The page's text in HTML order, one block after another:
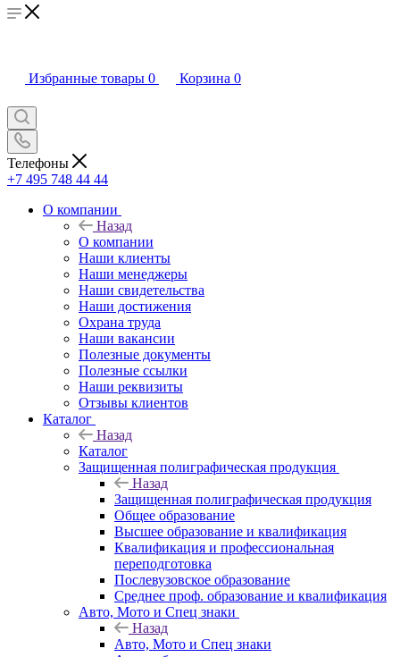
Избранные товары 0 Корзина 0
Телефоны
+7 495 748 44 44
О компании
Назад
О компании
Наши клиенты
Наши менеджеры
Наши свидетельства
Наши достижения
Охрана труда
Наши вакансии
Полезные документы
Полезные ссылки
Наши реквизиты
Отзывы клиентов
Каталог
Назад
Каталог
Защищенная полиграфическая продукция
Назад
Защищенная полиграфическая продукция
Общее образование
Высшее образование и квалификация
Квалификация и профессиональная
переподготовка
Послевузовское образование
Среднее проф. образование и квалификация
Авто, Мото и Спец знаки
Назад
Авто, Мото и Спец знаки